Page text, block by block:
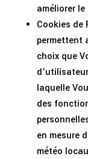
améliorer
Cookies de
permettent
choix que
laquelle
des
en mesure
météo